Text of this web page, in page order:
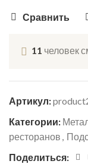
Сравнить
11 человек
Артикул:
Категории:
ресторанов ,
Поделиться: